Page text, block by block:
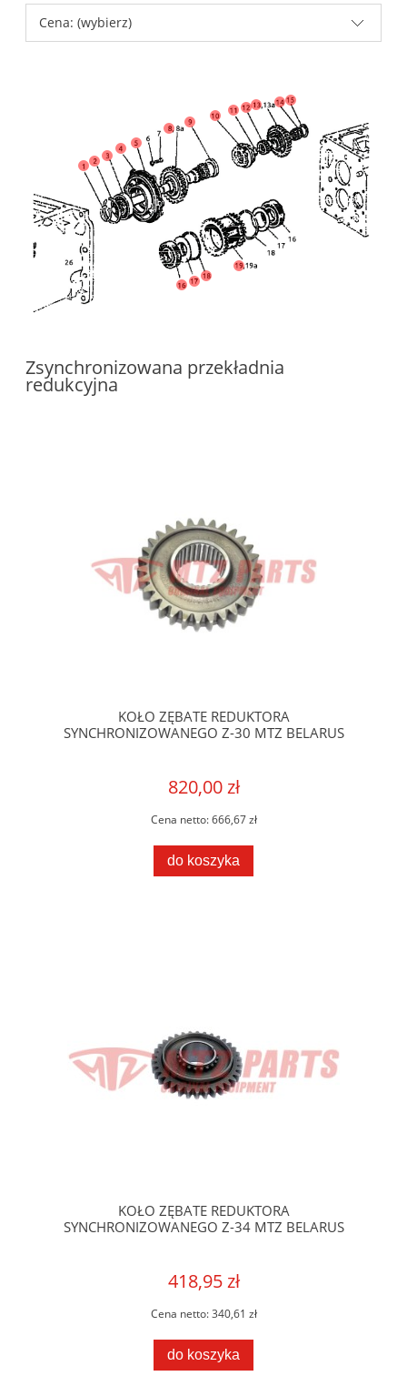
Cena: (wybierz)
Zsynchronizowana przekładnia
redukcyjna
KOŁO ZĘBATE REDUKTORA
SYNCHRONIZOWANEGO Z-30 MTZ BELARUS
820,00 zł
Cena netto:666,67 zł
do koszyka
KOŁO ZĘBATE REDUKTORA
SYNCHRONIZOWANEGO Z-34 MTZ BELARUS
418,95 zł
Cena netto:340,61 zł
do koszyka